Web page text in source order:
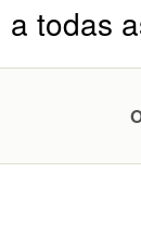
todas